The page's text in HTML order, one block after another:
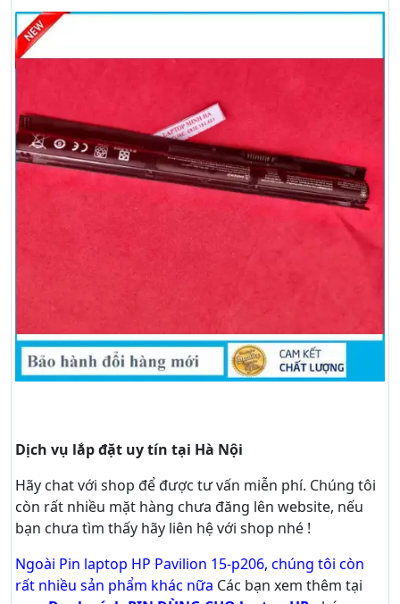
Dịch vụ lắp đặt uy tín tại Hà Nội
Hãy chatvới shop để được tư vấn miễn phí. Chúng tôi
còn rất nhiều mặt hàng chưa đăng lên website, nếu
bạn chưa tìm thấy hãy liên hệ với shop nhé !
Ngoài Pin laptop HP Pavilion 15-p206, chúng tôi còn
rất nhiều sản phẩm khác nữa Các bạn xem thêm tại